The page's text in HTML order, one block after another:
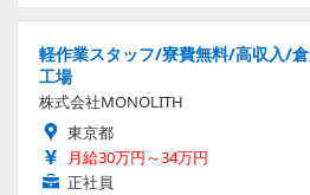
軽作業スタッフ/寮費無料/高収入/
工場
株式会社MONOLITH
東京都
月給30万円～34万円
正社員